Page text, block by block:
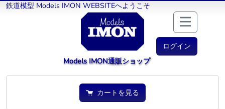
鉄道模型 Models IMON WEBSITEへようこそ
ログイン
Models IMON通販ショップ
カートを見る